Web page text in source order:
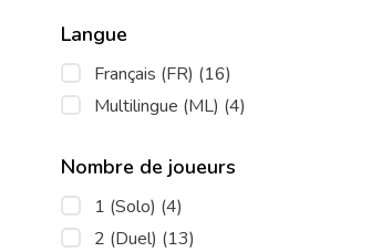
Langue
Français (FR) (16)
Multilingue (ML) (4)
Nombre de joueurs
1 (Solo) (4)
2 (Duel) (13)